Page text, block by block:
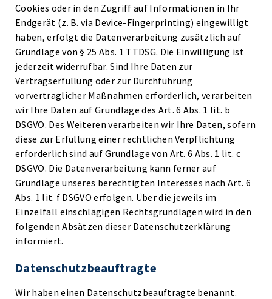
Cookies oder in den Zugriff auf Informationen in Ihr
Endgerät (z. B. via Device-Fingerprinting) eingewilligt
haben, erfolgt die Datenverarbeitung zusätzlich auf
Grundlage von § 25 Abs. 1 TTDSG. Die Einwilligung ist
jederzeit widerrufbar. Sind Ihre Daten zur
Vertragserfüllung oder zur Durchführung
vorvertraglicher Maßnahmen erforderlich, verarbeiten
wir Ihre Daten auf Grundlage des Art. 6 Abs. 1 lit. b
DSGVO. Des Weiteren verarbeiten wir Ihre Daten, sofern
diese zur Erfüllung einer rechtlichen Verpflichtung
erforderlich sind auf Grundlage von Art. 6 Abs. 1 lit. c
DSGVO. Die Datenverarbeitung kann ferner auf
Grundlage unseres berechtigten Interesses nach Art. 6
Abs. 1 lit. f DSGVO erfolgen. Über die jeweils im
Einzelfall einschlägigen Rechtsgrundlagen wird in den
folgenden Absätzen dieser Datenschutzerklärung
informiert.
Datenschutz­beauftragte
Wir haben einen Datenschutzbeauftragte benannt.